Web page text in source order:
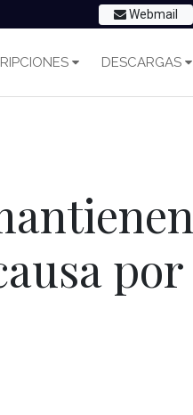
Webmail
DESCARGAS
por